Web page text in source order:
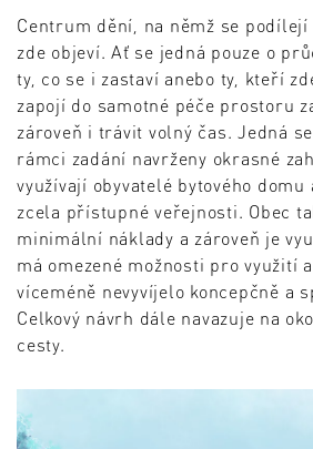
Centrum dění, na němž se
zde objeví. Ať se jedná pouze o
ty, co se i zastaví anebo ty, kteří
zapojí do samotné péče prostoru
zároveň i trávit volný čas. Jedná
rámci zadání navrženy okrasné
využívají obyvatelé bytového domu
zcela přístupné veřejnosti. Obec
minimální náklady a zároveň je
má omezené možnosti pro využití
víceméně nevyvíjelo koncepčně a
Celkový návrh dále navazuje na
cesty.